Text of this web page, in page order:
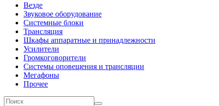
Везде
Звуковое оборудование
Системные блоки
Трансляция
Шкафы аппаратные и принадлежности
Усилители
Громкоговорители
Системы оповещения и трансляции
Мегафоны
Прочее